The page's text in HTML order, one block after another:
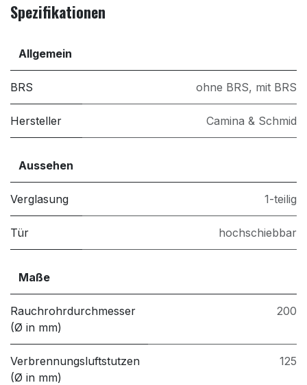
Spezifikationen
Allgemein
BRS ohne BRS, mit BRS
Hersteller Camina & Schmid
Aussehen
Verglasung 1-teilig
Tür hochschiebbar
Maße
Rauchrohrdurchmesser
(Ø in mm)
200
Verbrennungsluftstutzen
(Ø in mm)
125